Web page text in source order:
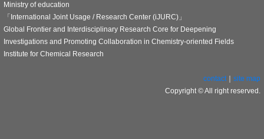
Ministry of education
「International Joint Usage / Research Center (iJURC)」
Global Frontier and Interdisciplinary Research Core for Deepening
Investigations and Promoting Collaboration in Chemistry-oriented Fields
Institute for Chemical Research
contact｜ site map
Copyright © All right reserved.